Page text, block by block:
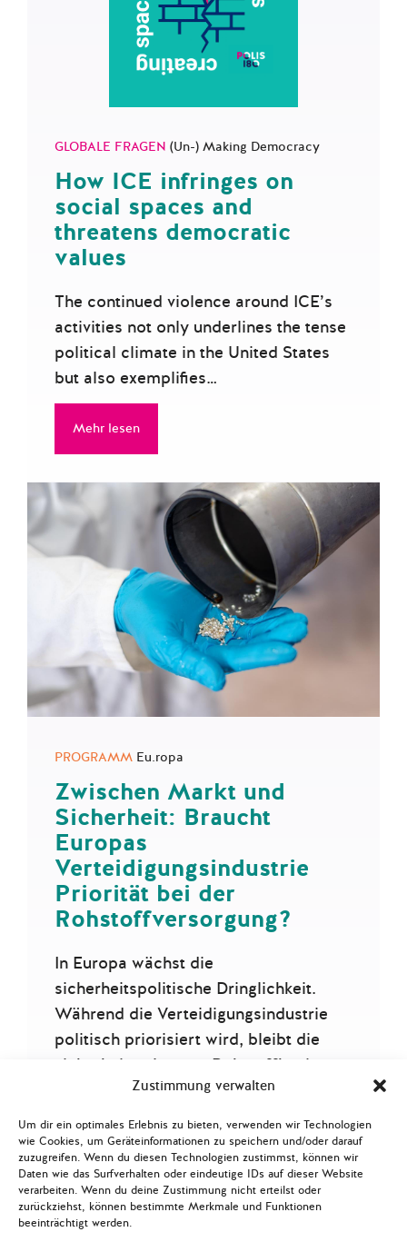
Zustimmung verwalten
Um dir ein optimales Erlebnis zu bieten, verwenden wir Technologien
wie Cookies, um Geräteinformationen zu speichern und/oder darauf
zuzugreifen. Wenn du diesen Technologien zustimmst, können wir
Daten wie das Surfverhalten oder eindeutige IDs auf dieser Website
verarbeiten. Wenn du deine Zustimmung nicht erteilst oder
zurückziehst, können bestimmte Merkmale und Funktionen
beeinträchtigt werden.
GLOBALE FRAGEN (Un-) Making Democracy
How ICE infringes on
social spaces and
threatens democratic
values
The continued violence around ICE’s
activities not only underlines the tense
political climate in the United States
but also exemplifies…
Mehr lesen
PROGRAMM Eu.ropa
Zwischen Markt und
Sicherheit: Braucht
Europas
Verteidigungsindustrie
Priorität bei der
Rohstoffversorgung?
In Europa wächst die
sicherheitspolitische Dringlichkeit.
Während die Verteidigungsindustrie
politisch priorisiert wird, bleibt die
sicherheitsrelevante Rohstoffbasis
ohne strategische Steuerungslogik –…
Mehr lesen